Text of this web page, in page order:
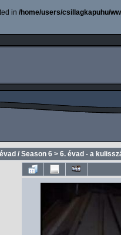
in /home/users/csillagkapuhu/
/ Season 6 > 6. évad - a